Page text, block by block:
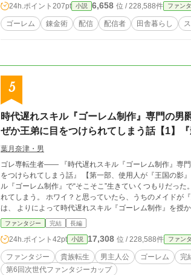
24h.ポイント 207pt 小説 6,658 位 / 228,588件 ファン
ゴーレム 錬金術 配信 配信者 田舎暮らし
5
時代遅れスキル『ゴーレム制作』専門の
ぜか王弟に目をつけられてしまう話【1】『
葉月奈津・男
ゴレ専転生者―― 『時代遅れスキル『ゴーレム制作』専
をつけられてしまう話』 【第一部、使用人が『王国の影』でした】 三行でわかるあらすじ 転生した男爵家四男の僕
ル『ゴーレム制作』で“そこそこ”生きていくつもりだっ
れてしまう。 ホワイ？と思っていたら、うちのメイドが『王国の影』だったらしいで
は、 よりによって時代遅れスキル『ゴーレム制作』を授
識と、紙や石で作る“そこそこ役立つ”ゴーレムだけ。 「まあ、家の仕事を手伝いながら静かに暮らせればいいか」 ――そう思ってい
た。鉱山で捕らえられるまでは。 救出劇の中で、僕の“そ
「私の下で働かないか？」 なぜ僕が？ どうしてゴーレム専門の四男に？ そう思った僕は知らなかったが、 それは、うちのメイドが
『王国の影』だったせい。 僕の“静かな人生”は静かに軋み始める。 ――僕はただ、そこそこ頑張りたいだけなのに
れスキルしか持たない転生四男が、 気づけば王都の裏側
ファンタジー 完結 長編
24h.ポイント 42pt 小説 17,308 位 / 228,588件 ファン
ファンタジー 貴族転生 男主人公 ゴーレム 完
第6回次世代ファンタジーカップ